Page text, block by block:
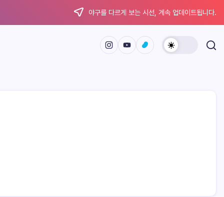
야구를 다르게 보는 시선, 계속 업데이트됩니다.